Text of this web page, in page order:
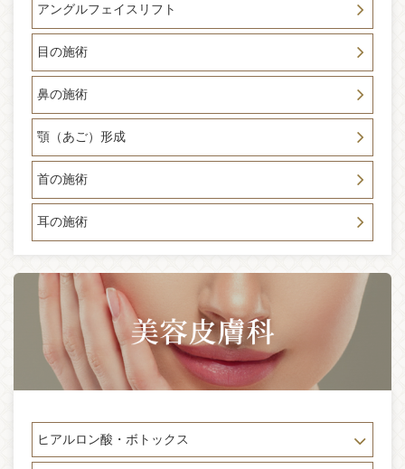
☆LINE登録者様限定キャンペーン開始☆「新年あけましてお
めでとうございます。本年もどうぞよろしくお願いしま
す。」2025年の新年キャンペーン開始です。LINE登録者様限
定 リフトアップ、シワ対策メニュー30％OFF 詳しくはLI
NEメニューのキャンペーンボタンをチェック下さい！！糸リ
フト・ボックス他 2025年の初月是非お得に綺麗に（＾＾）
2024-12-30
★年末年始休暇のお知らせ★ 平素は格別のお引き立てを賜り
まして 厚く御礼申し上げます。 誠に勝手ではございますが、
2024年12月29日(日)～2025年1月5日(日)まで休業させて頂き
2024-12-21
「白壁理事長の年末までの予約状況に関してのお知らせ。」
年末のご予約状況大変混みあってきております。現在は12月2
5日㈬12時～15時 30㈪14時～１8時までの2日間のみの空き
がございます。是非ご予約ください。
2024-12-03
迄）切開式フェイリフト（リフトアップ）診察30分無料が始
まりました。たるみ、フェイスラインが気になる方！！まず
はご相談ください。この期間のご相談特典として当院併設メ
アングルフェイスリフト
目の施術
鼻の施術
顎（あご）形成
首の施術
耳の施術
ヒアルロン酸・ボトックス